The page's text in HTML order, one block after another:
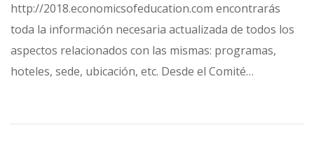
http://2018.economicsofeducation.com encontrarás
toda la información necesaria actualizada de todos los
aspectos relacionados con las mismas: programas,
hoteles, sede, ubicación, etc. Desde el Comité…